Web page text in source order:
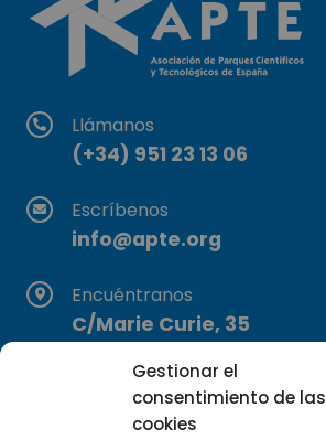
Gestionar el
consentimiento de las
cookies
Llámanos
(+34) 951 23 13 06
Escríbenos
info@apte.org
Encuéntranos
C/Marie Curie, 35